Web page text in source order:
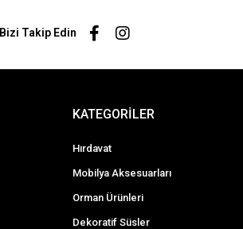
Bizi Takip Edin
KATEGORİLER
Hırdavat
Mobilya Aksesuarları
Orman Ürünleri
Dekoratif Süsler